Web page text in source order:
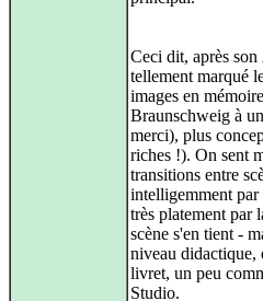
Ceci dit, après son
tellement marqué
images en
Braunschweig à
merci), plus
riches !). On sent
transitions entre
intelligemment par
très platement par
scène s'en tient -
niveau didactique,
livret, un peu
Studio.